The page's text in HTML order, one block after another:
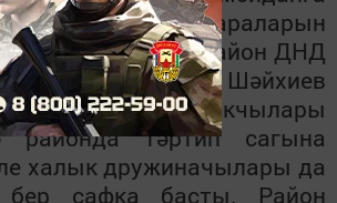
автотранспорт чараларын
тезеп куйгач, район ДНД
Рәшит Шәйхиев
бүген хокук сакчылары
районда тәртип сагына
халык дружиначылары да
бер сафка басты. Район